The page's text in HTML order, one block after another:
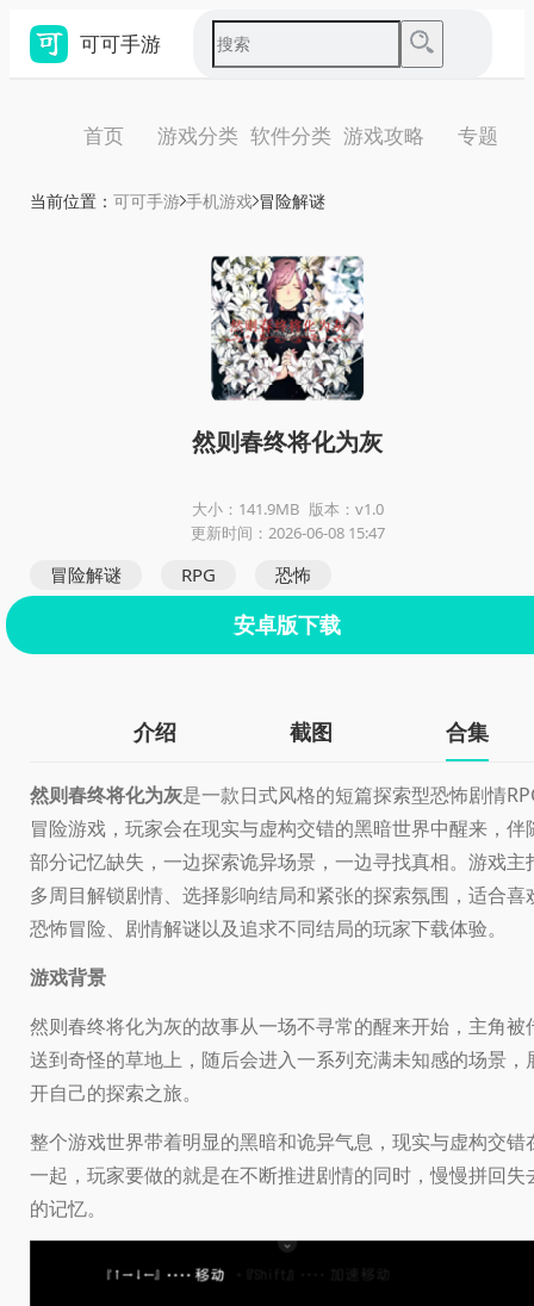
可可手游
首页 游戏分类 软件分类 游戏攻略 专题
当前位置： 可可手游 手机游戏 冒险解谜
然则春终将化为灰
大小：141.9MB 版本：v1.0
更新时间：2026-06-08 15:47
冒险解谜 RPG 恐怖
安卓版下载
介绍 截图 合集
然则春终将化为灰是一款日式风格的短篇探索型恐怖剧情
冒险游戏，玩家会在现实与虚构交错的黑暗世界中醒来，伴
部分记忆缺失，一边探索诡异场景，一边寻找真相。游戏主
多周目解锁剧情、选择影响结局和紧张的探索氛围，适合喜
恐怖冒险、剧情解谜以及追求不同结局的玩家下载体验。
游戏背景
然则春终将化为灰的故事从一场不寻常的醒来开始，主角被
送到奇怪的草地上，随后会进入一系列充满未知感的场景，
开自己的探索之旅。
整个游戏世界带着明显的黑暗和诡异气息，现实与虚构交错
一起，玩家要做的就是在不断推进剧情的同时，慢慢拼回失
的记忆。